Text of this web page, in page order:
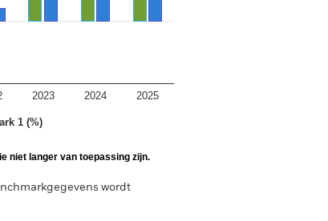
1 (%)
2023 2024 2025
niet langer van toepassing zijn.
wordt